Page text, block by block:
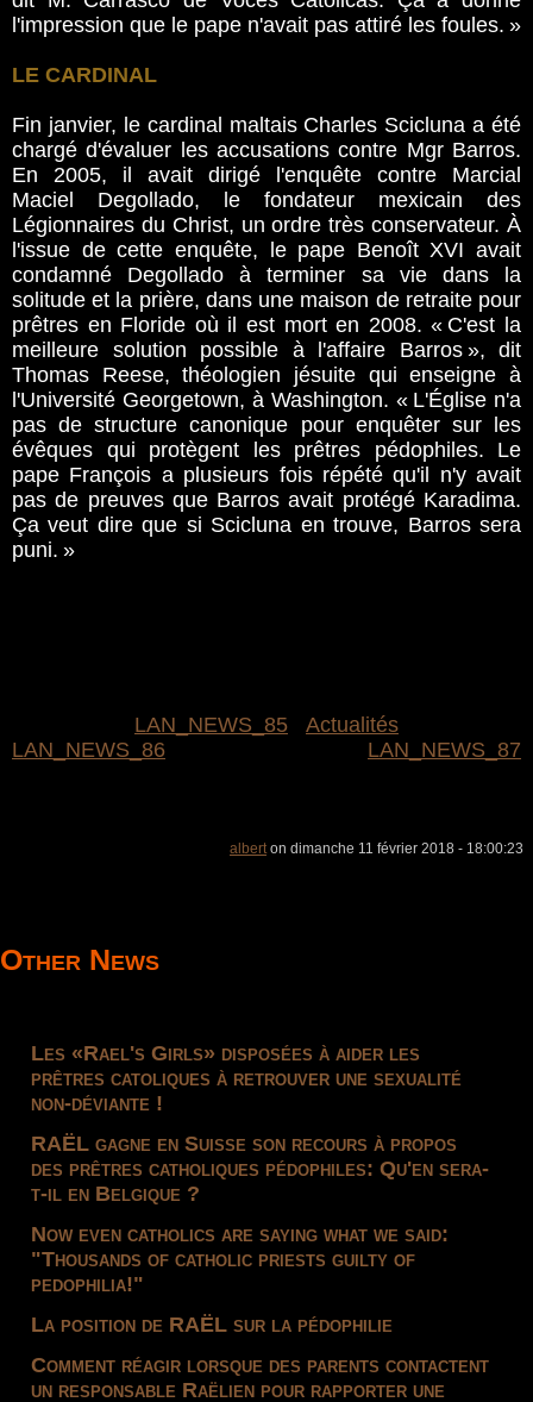
l'impression que le pape n'avait pas attiré les foules. »
LE CARDINAL
Fin janvier, le cardinal maltais Charles Scicluna a été
chargé d'évaluer les accusations contre Mgr Barros.
En 2005, il avait dirigé l'enquête contre Marcial
Maciel Degollado, le fondateur mexicain des
Légionnaires du Christ, un ordre très conservateur. À
l'issue de cette enquête, le pape Benoît XVI avait
condamné Degollado à terminer sa vie dans la
solitude et la prière, dans une maison de retraite pour
prêtres en Floride où il est mort en 2008. « C'est la
meilleure solution possible à l'affaire Barros », dit
Thomas Reese, théologien jésuite qui enseigne à
l'Université Georgetown, à Washington. « L'Église n'a
pas de structure canonique pour enquêter sur les
évêques qui protègent les prêtres pédophiles. Le
pape François a plusieurs fois répété qu'il n'y avait
pas de preuves que Barros avait protégé Karadima.
Ça veut dire que si Scicluna en trouve, Barros sera
puni. »
LAN_NEWS_85
Actualités
LAN_NEWS_86
LAN_NEWS_87
alberton dimanche 11 février 2018 - 18:00:23
Other News
Les «Rael's Girls» disposées à aider les
prêtres catoliques à retrouver une sexualité
non-déviante !
RAËL gagne en Suisse son recours à propos
des prêtres catholiques pédophiles: Qu'en sera-
t-il en Belgique ?
Now even catholics are saying what we said:
"Thousands of catholic priests guilty of
pedophilia!"
La position de RAËL sur la pédophilie
Comment réagir lorsque des parents contactent
un responsable Raëlien pour rapporter une